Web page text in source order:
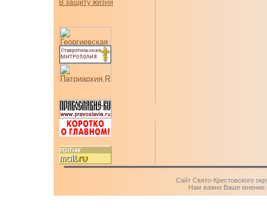
В защиту жизни
Сайт Свято-Крестовского
Нам важно Ваше